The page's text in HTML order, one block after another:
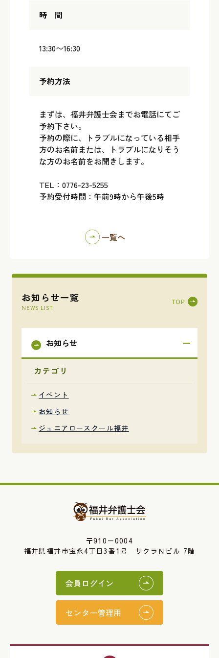
お知らせ一覧
NEWS LIST
お知らせ
カテゴリ
イベント
お知らせ
ジュニアロースクール福井
時 間
13:30〜16:30
予約方法
まずは、福井弁護士会までお電話にてご
予約下さい。
予約の際に、トラブルになっている相手
方のお名前または、トラブルになりそう
な方のお名前をお聞きします。
TEL：0776-23-5255
予約受付時間：午前9時から午後5時
一覧へ
〒910－0004
福井県福井市宝永4丁目3番1号 サクラＮビル 7階
会員ログイン
センター管理用